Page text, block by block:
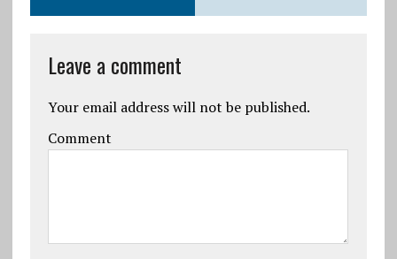
Leave a comment
Your email address will not be published.
Comment